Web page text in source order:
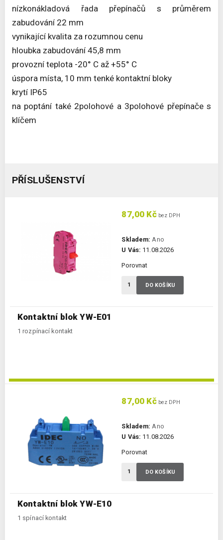
nízkonákladová řada přepínačů s průměrem
zabudování 22 mm
vynikající kvalita za rozumnou cenu
hloubka zabudování 45,8 mm
provozní teplota -20° C až +55° C
úspora místa, 10 mm tenké kontaktní bloky
krytí IP65
na poptání také 2polohové a 3polohové přepínače s
klíčem
PŘÍSLUŠENSTVÍ
Kontaktní blok YW-E01
1 rozpínací kontakt
87,00 Kčbez DPH
Skladem: Ano
U Vás: 11.08.2026
Porovnat
DO KOŠÍKU
Kontaktní blok YW-E10
1 spínací kontakt
87,00 Kčbez DPH
Skladem: Ano
U Vás: 11.08.2026
Porovnat
DO KOŠÍKU